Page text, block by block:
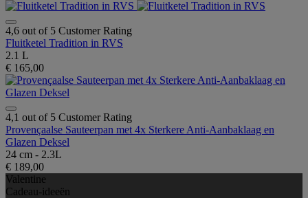
4,6 out of 5 Customer Rating
Fluitketel Tradition in RVS
2.1 L
€ 165,00
4,1 out of 5 Customer Rating
Provençaalse Sauteerpan met 4x Sterkere Anti-Aanbaklaag en
Glazen Deksel
24 cm - 2.3L
€ 189,00
Valentine
Cadeau-ideeën